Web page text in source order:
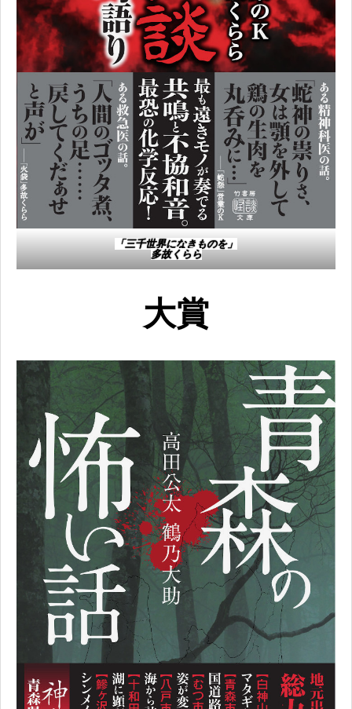
「三千世界になきものを」​
多故くらら​
大賞